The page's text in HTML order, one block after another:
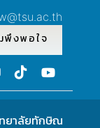
พึงพอใจ
ยาลัยทักษิณ